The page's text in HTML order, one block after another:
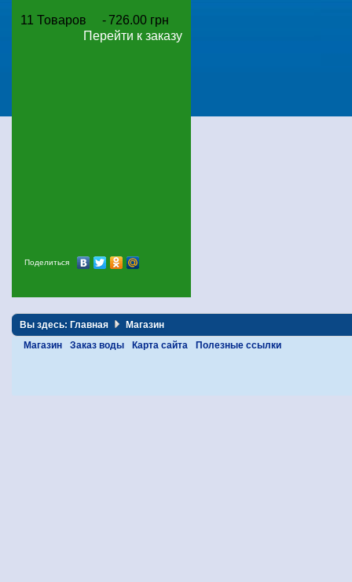
11 Товаров -726.00 грн
Перейти к заказу
Поделиться
Вы здесь: Главная
Магазин
Магазин
Заказ воды Карта сайта Полезные ссылки